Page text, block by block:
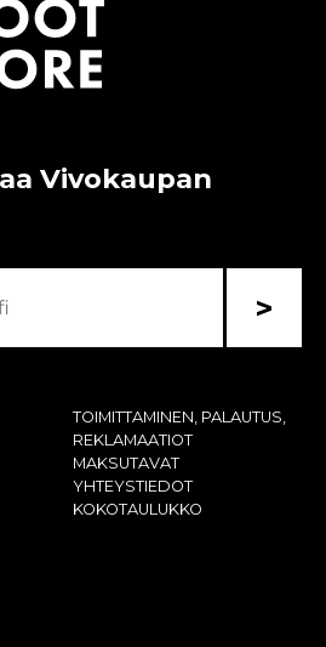
Vivokaupan
>
TOIMITTAMINEN, PALAUTUS,
REKLAMAATIOT
MAKSUTAVAT
YHTEYSTIEDOT
KOKOTAULUKKO